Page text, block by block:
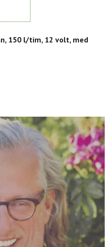
150 l/tim, 12 volt, med